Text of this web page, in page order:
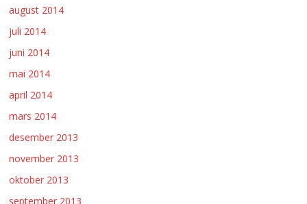
august 2014
juli 2014
juni 2014
mai 2014
april 2014
mars 2014
desember 2013
november 2013
oktober 2013
september 2013